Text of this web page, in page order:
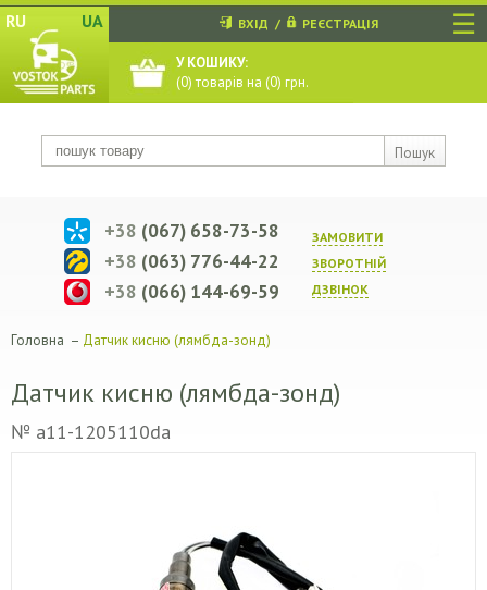
☰
RU UA
Пошук
ВХІД / РЕЄСТРАЦІЯ
У КОШИКУ:
(0) товарів на (0) грн.
ЗАМОВИТИ
ЗВОРОТНIЙ
ДЗВIНОК
+38 (067) 658-73-58
+38 (063) 776-44-22
+38 (066) 144-69-59
Головна – Датчик кисню (лямбда-зонд)
Датчик кисню (лямбда-зонд)
№ a11-1205110da